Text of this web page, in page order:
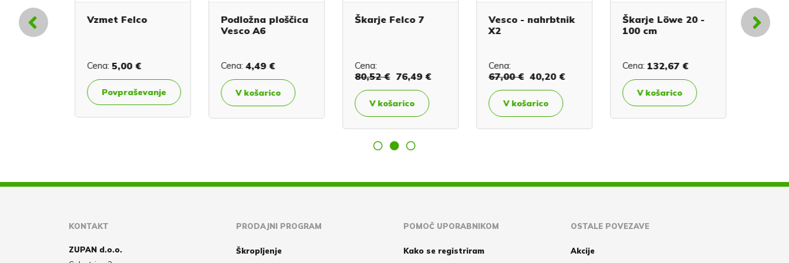
B7
Vzmet Felco
Cena: 5,00 €
Povpraševanje
Podložna ploščica
Vesco A6
Cena: 4,49 €
V košarico
Škarje Felco 7
Cena:
80,52 € 76,49 €
V košarico
Vesco - nahrbtnik
X2
Cena:
67,00 € 40,20 €
V košarico
Škarje Löwe 20 -
100 cm
Cena: 132,67 €
V košarico
Os
KONTAKT
ZUPAN d.o.o.
PRODAJNI PROGRAM
Škropljenje
POMOČ UPORABNIKOM
Kako se registriram
OSTALE POVEZAVE
Akcije